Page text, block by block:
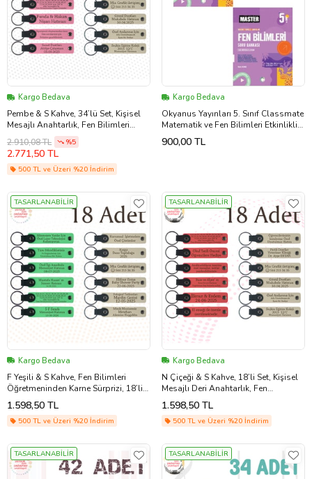
Kargo Bedava
Pembe & S Kahve, 34’lü Set, Kişisel
Mesajlı Anahtarlık, Fen Bilimleri
Öğretmeninden Sınıfına Hatıra
2.910,08 TL %5
2.771,50 TL
500 TL ve Üzeri %20 İndirim
Kargo Bedava
Okyanus Yayınları 5. Sınıf Classmate
Matematik ve Fen Bilimleri Etkinlikli
Soru Bankası + Telefon S.
900,00 TL
TASARLANABİLİR
Kargo Bedava
F Yeşili & S Kahve, Fen Bilimleri
Öğretmeninden Karne Sürprizi, 18’li
Set, Mesajlı Deri Anahtarlık
1.598,50 TL
500 TL ve Üzeri %20 İndirim
TASARLANABİLİR
Kargo Bedava
N Çiçeği & S Kahve, 18’li Set, Kişisel
Mesajlı Deri Anahtarlık, Fen
Öğretmeninden Sınıfına Hatıra
1.598,50 TL
500 TL ve Üzeri %20 İndirim
TASARLANABİLİR TASARLANABİLİR